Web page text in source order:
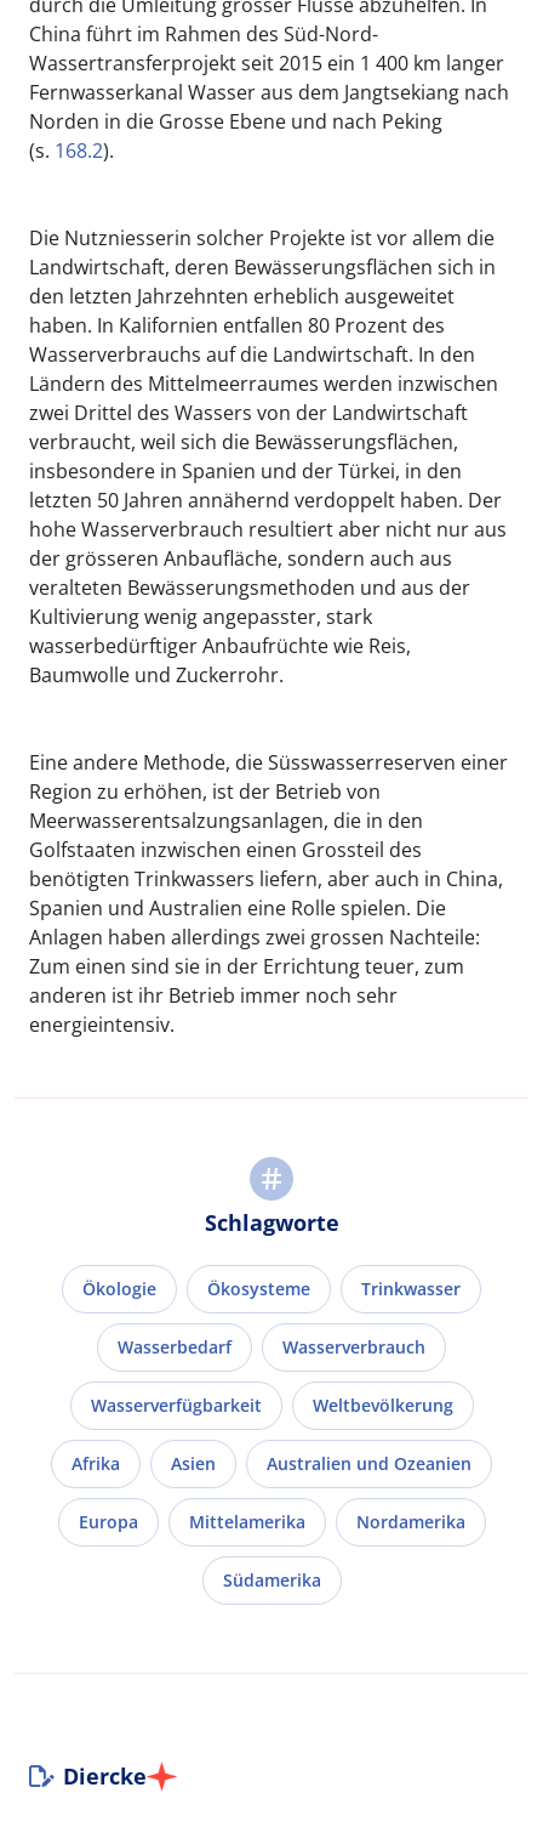
China führt im Rahmen des Süd-Nord-
Wassertransferprojekt seit 2015 ein 1 400 km langer
Fernwasserkanal Wasser aus dem Jangtsekiang nach
Norden in die Grosse Ebene und nach Peking
(s. 168.2).
Die Nutzniesserin solcher Projekte ist vor allem die
Landwirtschaft, deren Bewässerungsflächen sich in
den letzten Jahrzehnten erheblich ausgeweitet
haben. In Kalifornien entfallen 80 Prozent des
Wasserverbrauchs auf die Landwirtschaft. In den
Ländern des Mittelmeerraumes werden inzwischen
zwei Drittel des Wassers von der Landwirtschaft
verbraucht, weil sich die Bewässerungsflächen,
insbesondere in Spanien und der Türkei, in den
letzten 50 Jahren annähernd verdoppelt haben. Der
hohe Wasserverbrauch resultiert aber nicht nur aus
der grösseren Anbaufläche, sondern auch aus
veralteten Bewässerungsmethoden und aus der
Kultivierung wenig angepasster, stark
wasserbedürftiger Anbaufrüchte wie Reis,
Baumwolle und Zuckerrohr.
Eine andere Methode, die Süsswasserreserven einer
Region zu erhöhen, ist der Betrieb von
Meerwasserentsalzungsanlagen, die in den
Golfstaaten inzwischen einen Grossteil des
benötigten Trinkwassers liefern, aber auch in China,
Spanien und Australien eine Rolle spielen. Die
Anlagen haben allerdings zwei grossen Nachteile:
Zum einen sind sie in der Errichtung teuer, zum
anderen ist ihr Betrieb immer noch sehr
energieintensiv.
Schlagworte
Ökologie Ökosysteme Trinkwasser
Wasserbedarf Wasserverbrauch
Wasserverfügbarkeit Weltbevölkerung
Afrika Asien Australien und Ozeanien
Europa Mittelamerika Nordamerika
Südamerika
Diercke